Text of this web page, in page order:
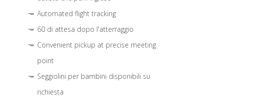
Automated flight tracking
60 di attesa dopo l'atterraggio
Convenient pickup at precise meeting
point
Seggiolini per bambini disponibili su
richiesta